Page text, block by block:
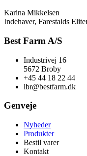
Karina Mikkelsen
Indehaver, Farestalds
Best Farm A/S
Industrivej 16
5672 Broby
+45 44 18 22 44
lbr@bestfarm.dk
Genveje
Nyheder
Produkter
Bestil varer
Kontakt